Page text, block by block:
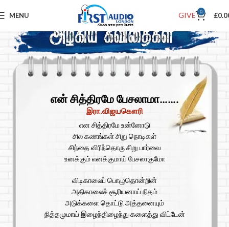
MENU GIVE 0 £
என் சித்திரமே பேசலாமா…….
இரா.விஜயகௌரி
என சித்திரமே உன்னோடு
சில கணங்கள் சிறு நொடிகள்
சிந்தை விரிந்தொரு சிறு பார்வை
உனக்கும் எனக்குமாய் பேசலாகுமோ
விடிகாலைப் பொழுதொன்றின்
அதிகாலைச் சூரியனாய் நிதம்
அடுக்களை தொட்டு அத்தனையும்
நித்தமுமாய் இழைந்திழைந்து களைத்து விட்டேன்